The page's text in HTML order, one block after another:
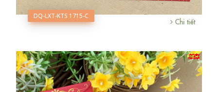
DQ-LXT-KTS 1715-C
Chi tiết